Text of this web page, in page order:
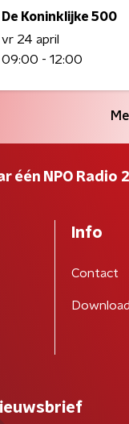
De Koninklijke 500
vr 24 april
09:00 - 12:00
één NPO Radio 2
Info
Contact